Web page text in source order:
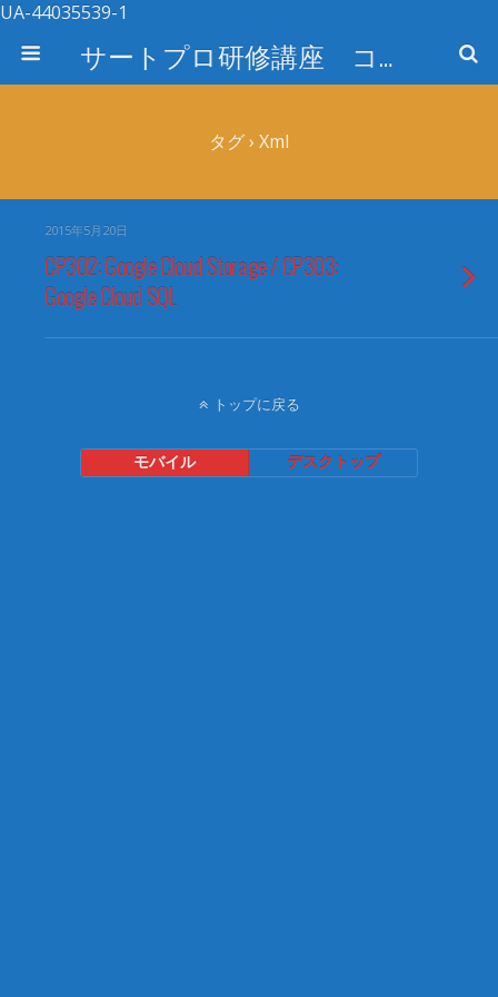
UA-44035539-1
サートプロ研修講座 コース検索
タグ › Xml
2015年5月20日
CP302: Google Cloud Storage / CP303:
Google Cloud SQL
トップに戻る
モバイル デスクトップ